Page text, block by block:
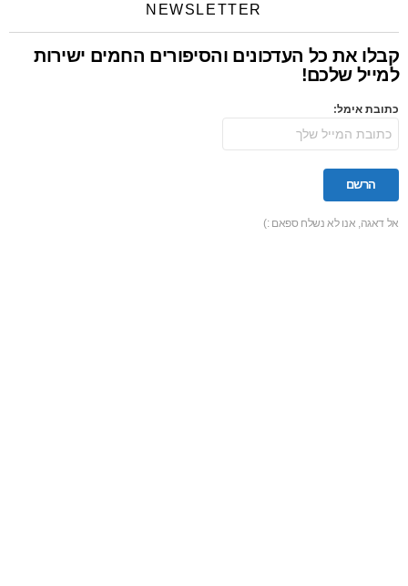
NEWSLETTER
קבלו את כל העדכונים והסיפורים החמים ישירות
למייל שלכם!
כתובת אימל:
אל דאגה, אנו לא נשלח ספאם :)